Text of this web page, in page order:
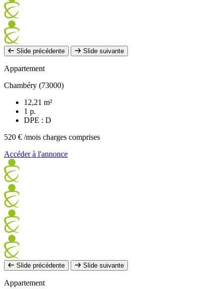
Slide précédente Slide suivante
Appartement
Chambéry (73000)
12,21 m²
1 p.
DPE : D
520 € /mois charges comprises
Accéder à l'annonce
Slide précédente Slide suivante
Appartement